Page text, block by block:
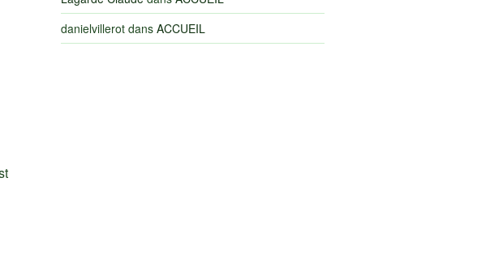
danielvillerotdans ACCUEIL